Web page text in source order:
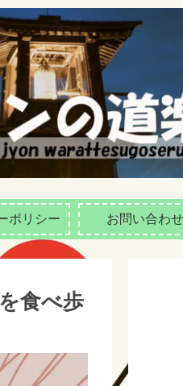
ポリシー お問い合わせ
食べ歩